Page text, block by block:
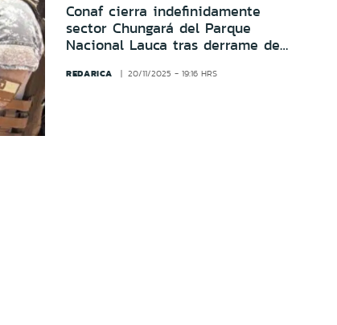
Conaf cierra indefinidamente
sector Chungará del Parque
Nacional Lauca tras derrame de
REDARICA 20/11/2025 - 19:16 HRS